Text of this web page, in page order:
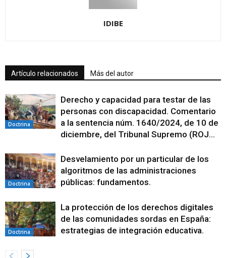
IDIBE
Artículo relacionados Más del autor
Doctrina
Derecho y capacidad para testar de las
personas con discapacidad. Comentario
a la sentencia núm. 1640/2024, de 10 de
diciembre, del Tribunal Supremo (ROJ...
Doctrina
Desvelamiento por un particular de los
algoritmos de las administraciones
públicas: fundamentos.
Doctrina
La protección de los derechos digitales
de las comunidades sordas en España:
estrategias de integración educativa.